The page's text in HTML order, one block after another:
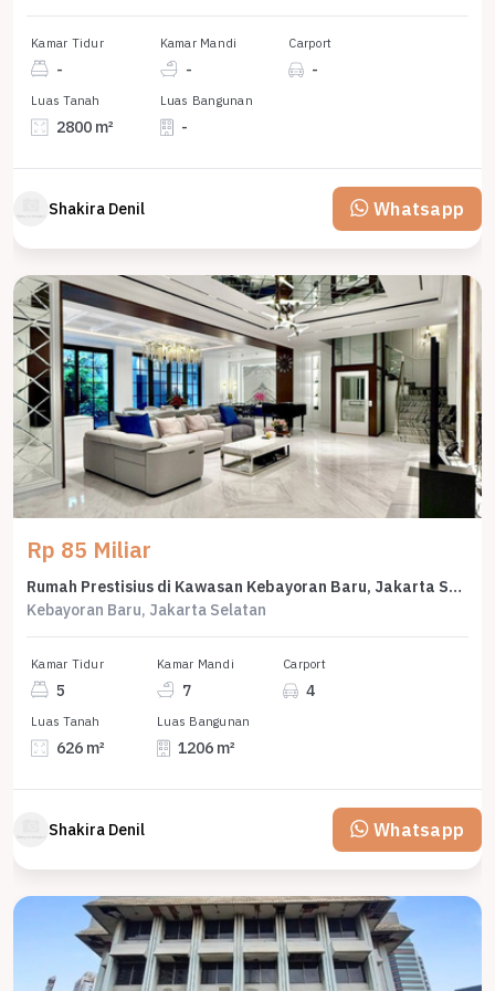
Kamar Tidur
-
Kamar Mandi
-
Carport
-
Luas Tanah
2800 m²
Luas Bangunan
-
Shakira Denil Whatsapp
Rp 85 Miliar
Rumah Prestisius di Kawasan Kebayoran Baru, Jakarta Selatan, LB 1206m², Harga 85 Miliar
Kebayoran Baru, Jakarta Selatan
Kamar Tidur
5
Kamar Mandi
7
Carport
4
Luas Tanah
626 m²
Luas Bangunan
1206 m²
Shakira Denil Whatsapp